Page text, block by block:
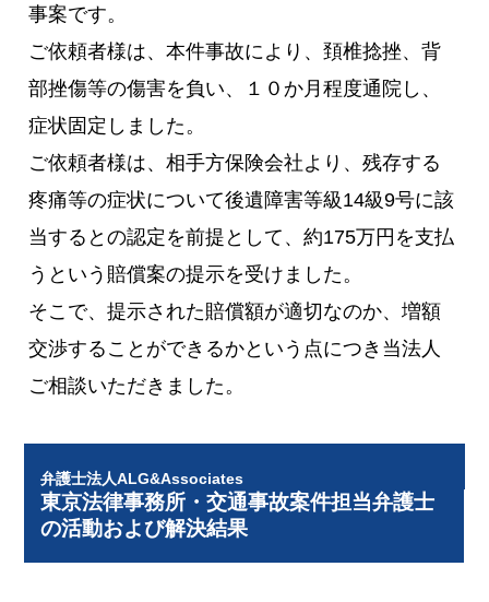
事案です。
ご依頼者様は、本件事故により、頚椎捻挫、背
部挫傷等の傷害を負い、１０か月程度通院し、
症状固定しました。
ご依頼者様は、相手方保険会社より、残存する
疼痛等の症状について後遺障害等級14級9号に該
当するとの認定を前提として、約175万円を支払
うという賠償案の提示を受けました。
そこで、提示された賠償額が適切なのか、増額
交渉することができるかという点につき当法人
ご相談いただきました。
弁護士法人ALG&Associates
東京法律事務所・交通事故案件担当弁護士
の活動および解決結果